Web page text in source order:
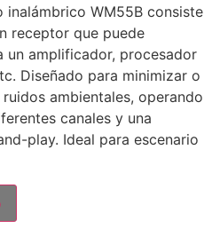
inalámbrico WM55B consiste
receptor que puede
un amplificador, procesador
Diseñado para minimizar o
ambientales, operando
canales y una
play. Ideal para escenario